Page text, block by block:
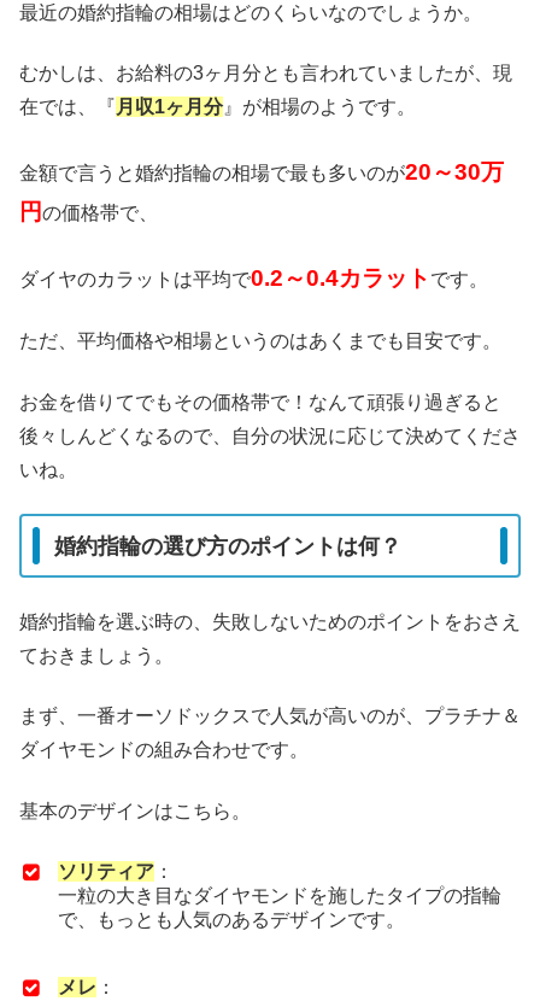
最近の婚約指輪の相場はどのくらいなのでしょうか。
むかしは、お給料の3ヶ月分とも言われていましたが、現
在では、『 月収1ヶ月分』が相場のようです。
金額で言うと婚約指輪の相場で最も多いのが20～30万
円の価格帯で、
ダイヤのカラットは平均で0.2～0.4カラット です。
ただ、平均価格や相場というのはあくまでも目安です。
お金を借りてでもその価格帯で！なんて頑張り過ぎると
後々しんどくなるので、自分の状況に応じて決めてくださ
いね。
婚約指輪の選び方のポイントは何？
婚約指輪を選ぶ時の、失敗しないためのポイントをおさえ
ておきましょう。
まず、一番オーソドックスで人気が高いのが、プラチナ＆
ダイヤモンドの組み合わせです。
基本のデザインはこちら。
ソリティア ：
一粒の大き目なダイヤモンドを施したタイプの指輪
で、もっとも人気のあるデザインです。
メレ ：